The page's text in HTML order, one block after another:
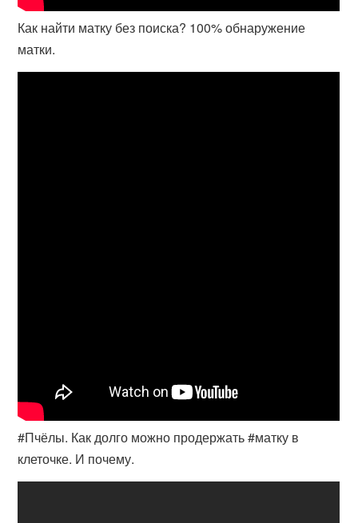
Как найти матку без поиска? 100% обнаружение
матки.
#Пчёлы. Как долго можно продержать #матку в
клеточке. И почему.